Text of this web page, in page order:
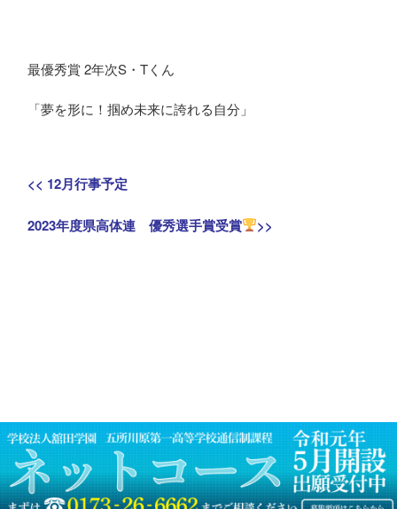
最優秀賞 2年次S・Tくん
「夢を形に！掴め未来に誇れる自分」
投
稿
ョ
ン
<< Previous
12月行事予定
Next
2023年度県高体連 優秀選手賞受賞 >>